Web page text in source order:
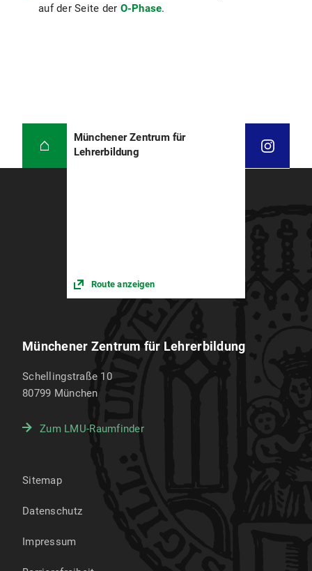
auf der Seite der O-Phase.
Münchener Zentrum für
Lehrerbildung
Route anzeigen
Münchener Zentrum für Lehrerbildung
Schellingstraße 10
80799 München
Zum LMU-Raumfinder
Sitemap
Datenschutz
Impressum